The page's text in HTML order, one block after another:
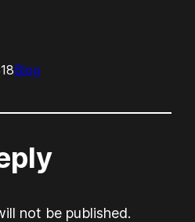
Blog
not be published.